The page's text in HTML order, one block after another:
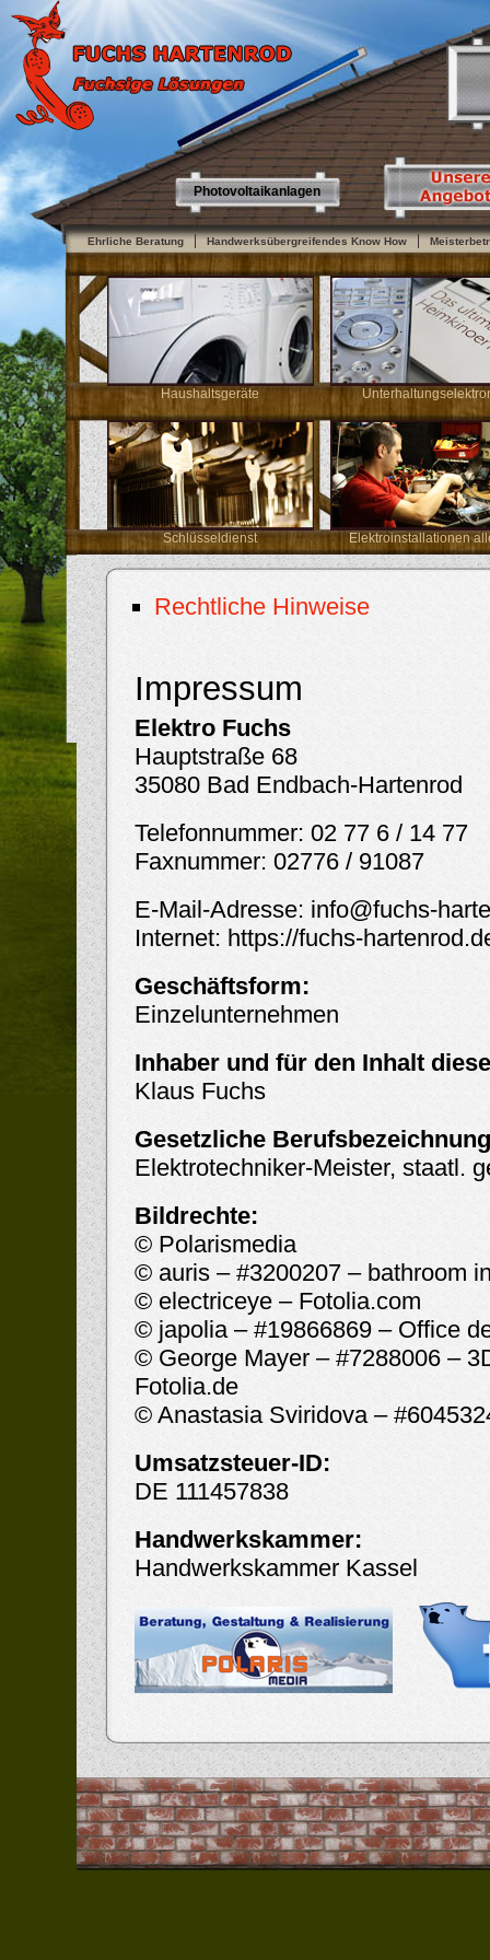
Photovoltaikanlagen
Ehrliche Beratung Handwerksübergreifendes Know How
Haushaltsgeräte
Schlüsseldienst Elektroinstallationen
Rechtliche Hinweise
Impressum
Elektro Fuchs
Hauptstraße 68
35080 Bad Endbach-Hartenrod
Telefonnummer: 02 77 6 / 14 77
Faxnummer: 02776 / 91087
E-Mail-Adresse: info@fuchs-
Internet: https://fuchs-
Geschäftsform:
Einzelunternehmen
Inhaber und für den Inhalt
Klaus Fuchs
Gesetzliche
Elektrotechniker-Meister, staatl.
Bildrechte:
© Polarismedia
© auris – #3200207 – bathroom
© electriceye – Fotolia.com
© japolia – #19866869 – Office
© George Mayer – #7288006 –
Fotolia.de
© Anastasia Sviridova – #
Umsatzsteuer-ID:
DE 111457838
Handwerkskammer:
Handwerkskammer Kassel